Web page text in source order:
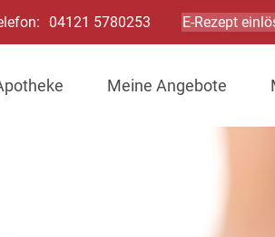
04121 5780253 E-Rezept
Meine Angebote